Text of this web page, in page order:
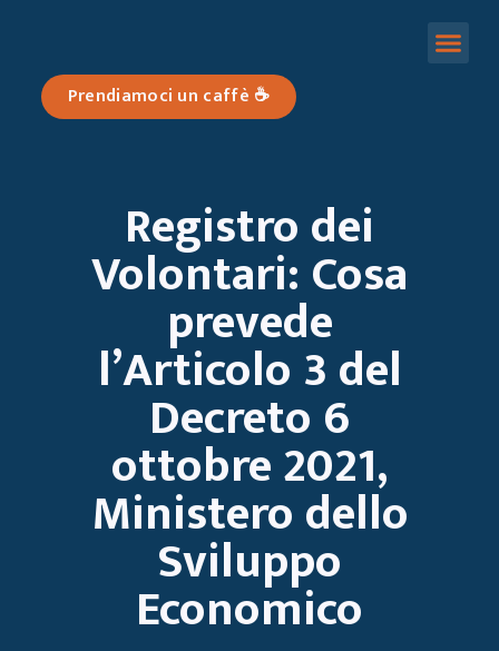
Prendiamoci un caffè ☕️
Registro dei
Volontari: Cosa
prevede
l’Articolo 3 del
Decreto 6
ottobre 2021,
Ministero dello
Sviluppo
Economico